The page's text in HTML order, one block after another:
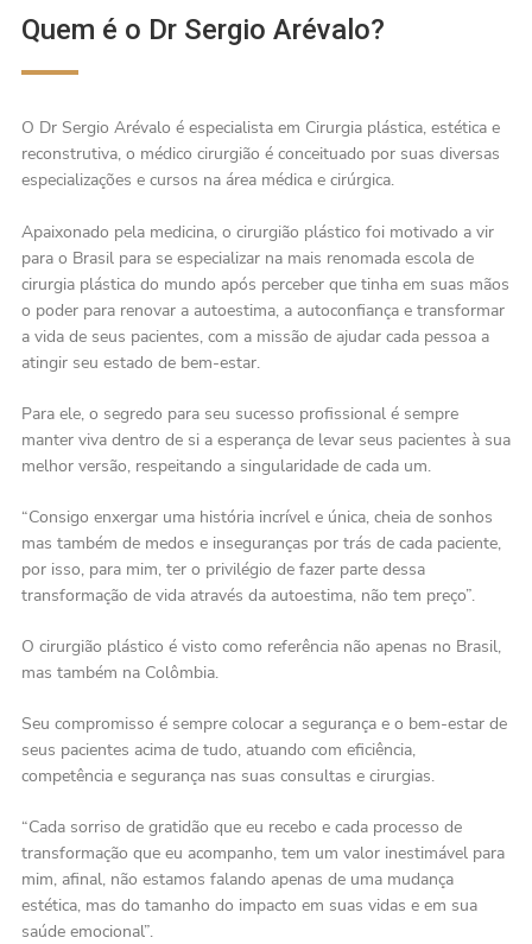
Quem é o Dr Sergio Arévalo?
O Dr Sergio Arévalo é especialista em Cirurgia plástica, estética e
reconstrutiva, o médico cirurgião é conceituado por suas diversas
especializações e cursos na área médica e cirúrgica.
Apaixonado pela medicina, o cirurgião plástico foi motivado a vir
para o Brasil para se especializar na mais renomada escola de
cirurgia plástica do mundo após perceber que tinha em suas mãos
o poder para renovar a autoestima, a autoconfiança e transformar
a vida de seus pacientes, com a missão de ajudar cada pessoa a
atingir seu estado de bem-estar.
Para ele, o segredo para seu sucesso profissional é sempre
manter viva dentro de si a esperança de levar seus pacientes à sua
melhor versão, respeitando a singularidade de cada um.
“Consigo enxergar uma história incrível e única, cheia de sonhos
mas também de medos e inseguranças por trás de cada paciente,
por isso, para mim, ter o privilégio de fazer parte dessa
transformação de vida através da autoestima, não tem preço”.
O cirurgião plástico é visto como referência não apenas no Brasil,
mas também na Colômbia.
Seu compromisso é sempre colocar a segurança e o bem-estar de
seus pacientes acima de tudo, atuando com eficiência,
competência e segurança nas suas consultas e cirurgias.
“Cada sorriso de gratidão que eu recebo e cada processo de
transformação que eu acompanho, tem um valor inestimável para
mim, afinal, não estamos falando apenas de uma mudança
estética, mas do tamanho do impacto em suas vidas e em sua
saúde emocional”.